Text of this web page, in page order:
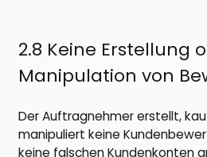
2.8 Keine Erstellung
Manipulation von
Der Auftragnehmer erstellt,
manipuliert keine
keine falschen Kundenkonten